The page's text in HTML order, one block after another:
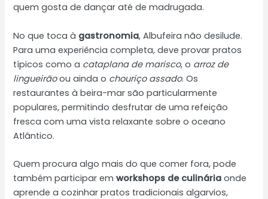
quem gosta de dançar até de madrugada.
No que toca à gastronomia, Albufeira não desilude.
Para uma experiência completa, deve provar pratos
típicos como a cataplana de marisco, o arroz de
lingueirãoou ainda o chouriço assado. Os
restaurantes à beira-mar são particularmente
populares, permitindo desfrutar de uma refeição
fresca com uma vista relaxante sobre o oceano
Atlântico.
Quem procura algo mais do que comer fora, pode
também participar emworkshops de culinária onde
aprende a cozinhar pratos tradicionais algarvios,